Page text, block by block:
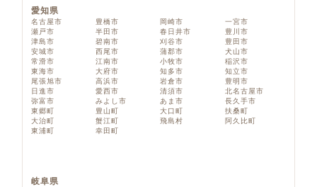
愛知県
名古屋市 豊橋市 岡崎市
一宮市
瀬戸市
半田市 春日井市
豊川市
津島市
碧南市 刈谷市
豊田市
安城市
西尾市 蒲郡市
犬山市
常滑市
江南市 小牧市
稲沢市
東海市
大府市 知多市
知立市
尾張旭市
高浜市 岩倉市
豊明市
日進市
愛西市 清須市
北名古屋市
弥富市
みよし市 あま市
長久手市
東郷町
豊山町 大口町
扶桑町
大治町
蟹江町 飛島村
阿久比町
東浦町
幸田町
岐阜県